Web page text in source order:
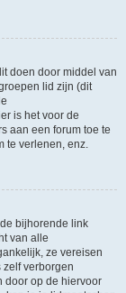
doen door middel van
lid zijn (dit
is het voor de
aan een forum toe te
te verlenen, enz.
bijhorende link
van alle
ze vereisen
verborgen
door op de hiervoor